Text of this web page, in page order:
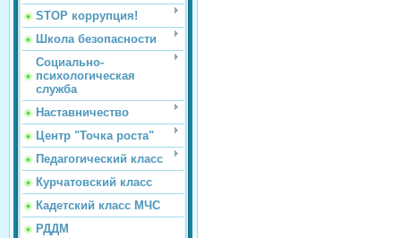
STOP коррупция!
Школа безопасности
Социально-
психологическая
служба
Наставничество
Центр "Точка роста"
Педагогический класс
Курчатовский класс
Кадетский класс МЧС
РДДМ